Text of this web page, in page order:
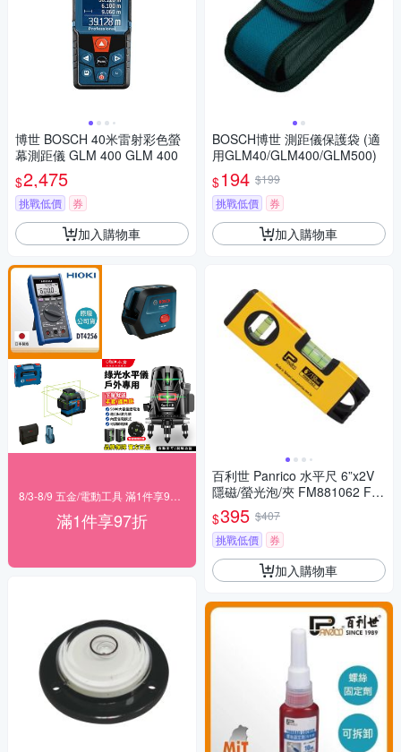
博世 BOSCH 40米雷射彩色螢
幕測距儀 GLM 400 GLM 400
$2,475
挑戰低價 券
加入購物車
滿1件享97折
BOSCH博世 測距儀保護袋 (適
用GLM40/GLM400/GLM500)
$194 $199
挑戰低價
券
加入購物車
百利世 Panrico 水平尺 6”x2V
隱磁/螢光泡/夾 FM881062 FM
881062
$395 $407
挑戰低價
券
加入購物車